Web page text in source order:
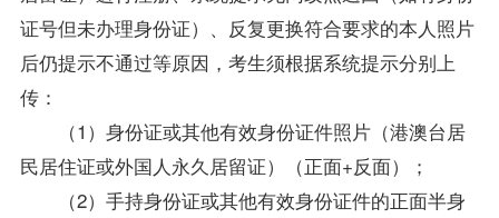
证号但未办理身份证）、反复更换符合要求的本人照片
后仍提示不通过等原因，考生须根据系统提示分别上
传：
（1）身份证或其他有效身份证件照片（港澳台居
民居住证或外国人永久居留证）（正面+反面）；
（2）手持身份证或其他有效身份证件的正面半身